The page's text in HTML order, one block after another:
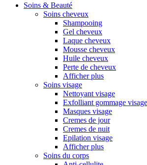
Soins & Beauté
Soins cheveux
Shampooing
Gel cheveux
Laque cheveux
Mousse cheveux
Huile cheveux
Perte de cheveux
Afficher plus
Soins visage
Nettoyant visage
Exfolliant gommage visage
Masques visage
Cremes de jour
Cremes de nuit
Epilation visage
Afficher plus
Soins du corps